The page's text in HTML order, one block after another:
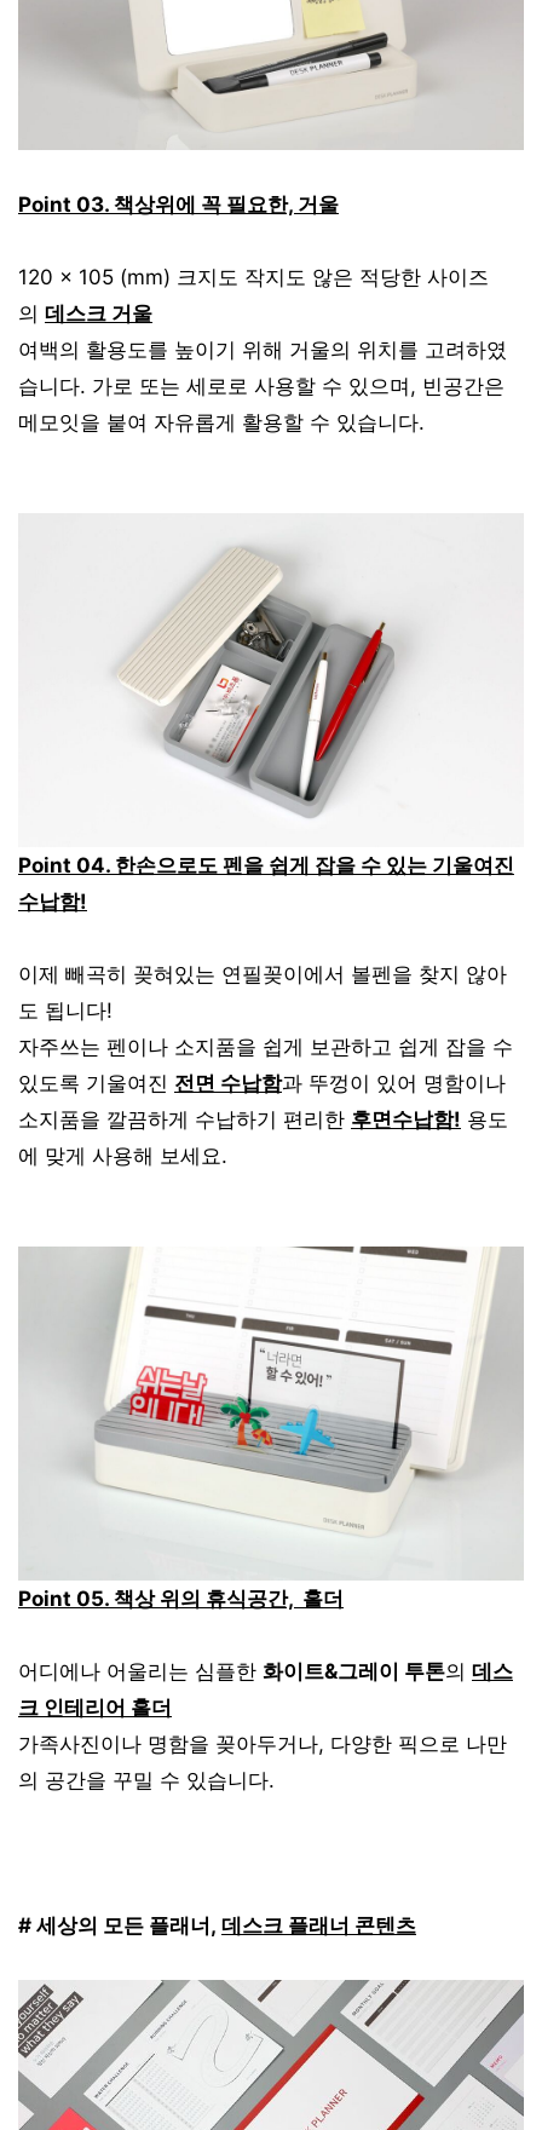
Point 03. 책상위에 꼭 필요한, 거울
120 x 105 (mm) 크지도 작지도 않은 적당한 사이즈
의 데스크 거울
여백의 활용도를 높이기 위해 거울의 위치를 고려하였
습니다. 가로 또는 세로로 사용할 수 있으며, 빈공간은
메모잇을 붙여 자유롭게 활용할 수 있습니다.
Point 04. 한손으로도 펜을 쉽게 잡을 수 있는 기울여진
수납함!
이제 빼곡히 꽂혀있는 연필꽂이에서 볼펜을 찾지 않아
도 됩니다!
자주쓰는 펜이나 소지품을 쉽게 보관하고 쉽게 잡을 수
있도록 기울여진 전면 수납함과 뚜껑이 있어 명함이나
소지품을 깔끔하게 수납하기 편리한 후면수납함! 용도
에 맞게 사용해 보세요.
Point 05. 책상 위의 휴식공간, 홀더
어디에나 어울리는 심플한 화이트&그레이 투톤의 데스
크 인테리어 홀더
가족사진이나 명함을 꽂아두거나, 다양한 픽으로 나만
의 공간을 꾸밀 수 있습니다.
# 세상의 모든 플래너, 데스크 플래너 콘텐츠